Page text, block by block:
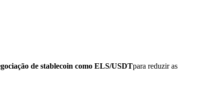
de stablecoin como ELS/USDTpara reduzir as